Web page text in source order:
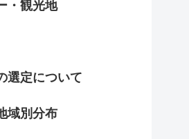
・観光地
選定について
域別分布